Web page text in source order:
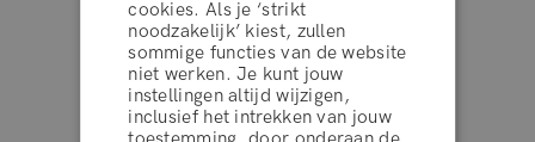
Spoel grondig uit en gebruik daarna een herstellende
conditioner. Gebruik Split Fix™ Conditioner
Resultaten van klanten
WEIGEREN
cookies. Als je ‘strikt
noodzakelijk’ kiest, zullen
sommige functies van de website
niet werken. Je kunt jouw
instellingen altijd wijzigen,
inclusief het intrekken van jouw